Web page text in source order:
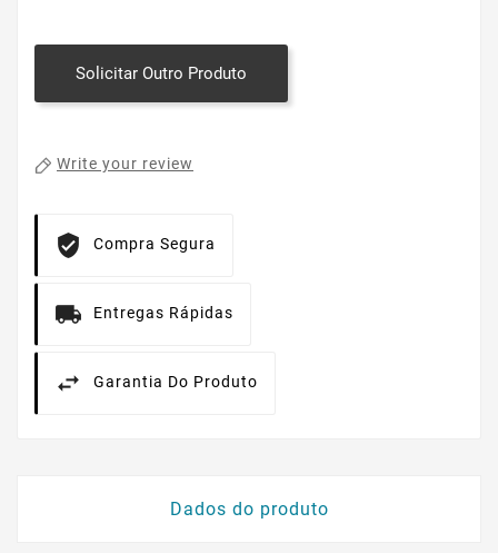
Solicitar Outro Produto
Write your review
Compra Segura
Entregas Rápidas
Garantia Do Produto
Dados do produto